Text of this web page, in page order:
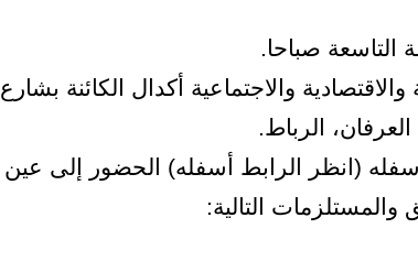
والاجتماعية أكدال الكائنة بشارع
الرباط.
(انظر الرابط أسفله) الحضور إلى عين
والمستلزمات التالية: